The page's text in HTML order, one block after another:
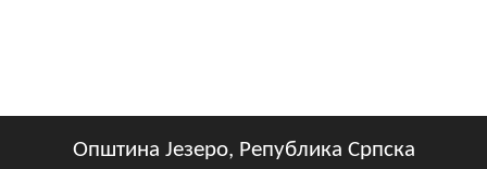
Општина Језеро, Република Српска